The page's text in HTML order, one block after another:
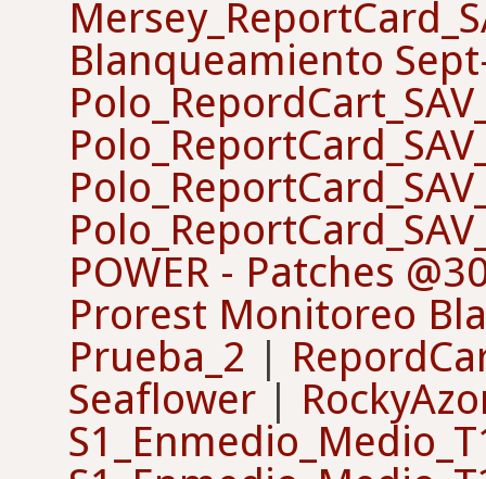
Blanqueamiento
POWER - Patches
Prorest Monitoreo
Prueba_2 |
Seaflower |